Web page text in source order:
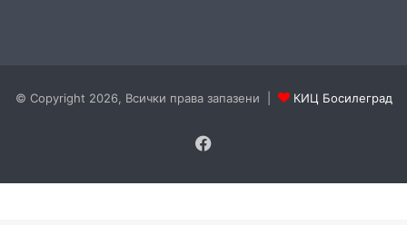
© Copyright 2026, Всички права запазени | КИЦ Босилеград